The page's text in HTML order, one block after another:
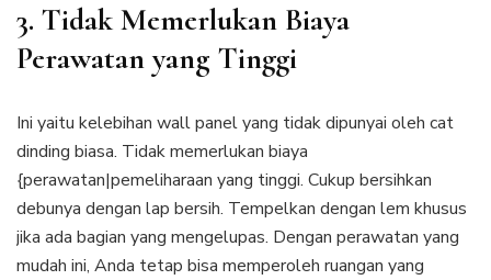
3. Tidak Memerlukan Biaya
Perawatan yang Tinggi
Ini yaitu kelebihan wall panel yang tidak dipunyai oleh cat
dinding biasa. Tidak memerlukan biaya
{perawatan|pemeliharaan yang tinggi. Cukup bersihkan
debunya dengan lap bersih. Tempelkan dengan lem khusus
jika ada bagian yang mengelupas. Dengan perawatan yang
mudah ini, Anda tetap bisa memperoleh ruangan yang